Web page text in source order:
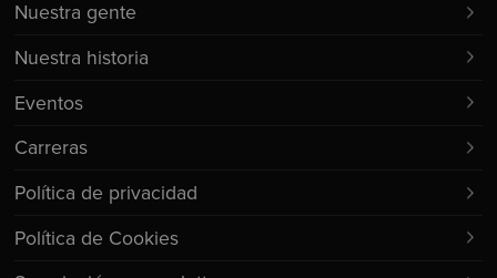
Nuestra gente
Nuestra historia
Eventos
Carreras
Política de privacidad
Política de Cookies